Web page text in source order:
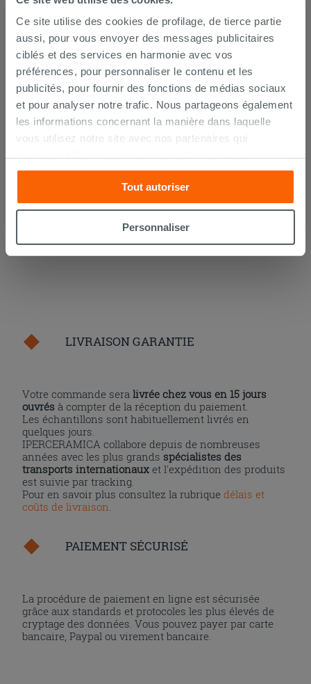
Ce site utilise des cookies de profilage, de tierce partie
aussi, pour vous envoyer des messages publicitaires
ciblés et des services en harmonie avec vos
préférences, pour personnaliser le contenu et les
publicités, pour fournir des fonctions de médias sociaux
et pour analyser notre trafic. Nous partageons également
les informations concernant la manière dans laquelle
vous utilisez notre site avec nos partenaires qui
et les réseaux sociaux. Lesdits partenaires pourraient
combiner ces informations avec d’autres que vous leur
avez fournies ou qu’ils ont recueillies à partir de votre
utilisation sur leurs services. Si vous souhaitez en savoir
cookies, ou à quelques-uns seulement,cliquez iciou
Tout autoriser
Personnaliser
Lot de 2 coudes sous lavabo 45° laiton
chromé
14,90 € /PC
AJOUTER AU PANIER
LIVRAISON GARANTIE
Votre commande seralivrée chez vous en 15 jours
ouvrés à compter de la réception du paiement.
Les échantillons sont habituellement livrés en
quelques jours.
IPERCERAMICA collabore depuis de nombreuses
années avec les plus grands spécialistes des
transports internationaux et l'expédition des produits
est suivie par tracking.
Pour en savoir plus consultez la rubriquedélais et
coûts de livraison.
PAIEMENT SÉCURISÉ
La procédure de paiement en ligne est sécurisée
grâce aux standards et protocoles les plus élevés de
cryptage des données. Vous pouvez payer par carte
bancaire, Paypal ou virement bancaire.